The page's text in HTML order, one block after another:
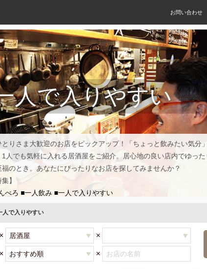
お問い合わせ
人で入りやすい
りさま大歓迎のお店をピックアップ！「ちょっと飲みたい気分
1人でも気軽に入れる居酒屋をご紹介。居心地の良い店内でゆった
福のとき。あなたにぴったりなお店を探してみませんか？
】
べろ ■一人飲み ■一人で入りやすい
人で入りやすい
× ×
× ×